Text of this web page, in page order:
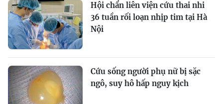
Hội chẩn liên viện cứu thai nhi
36 tuần rối loạn nhịp tim tại Hà
Nội
Cứu sống người phụ nữ bị sặc
ngô, suy hô hấp nguy kịch